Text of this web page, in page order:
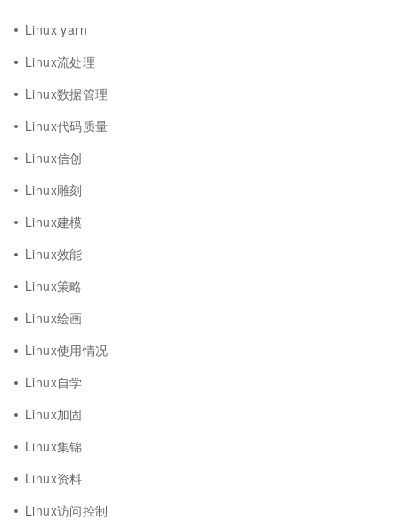
Linux yarn
Linux流处理
Linux数据管理
Linux代码质量
Linux信创
Linux雕刻
Linux建模
Linux效能
Linux策略
Linux绘画
Linux使用情况
Linux自学
Linux加固
Linux集锦
Linux资料
Linux访问控制